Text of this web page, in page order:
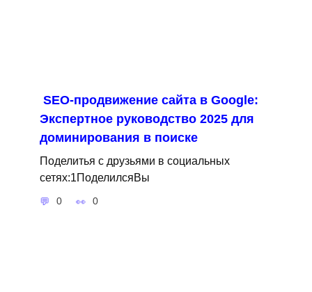
SEO-продвижение сайта в Google:
Экспертное руководство 2025 для
доминирования в поиске
Поделитья с друзьями в социальных
сетях:1ПоделилсяВы
0 0